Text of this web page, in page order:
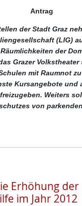
Antrag
der Stadt Graz
(LIG)
der
Grazer Volkstheater
mit Raumnot
Kursangebote und
Weiters
von
Erhöhung der
im Jahr 2012